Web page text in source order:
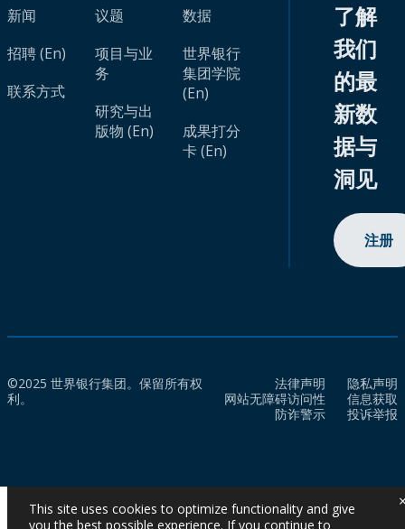
新闻
招聘 (En)
联系方式
议题
项目与业
务
研究与出
版物 (En)
数据
世界银行
集团学院
(En)
成果打分
卡 (En)
了解
我们
的最
新数
据与
洞见
注册
©2025 世界银行集团。保留所有权
利。
法律声明
隐私声明
网站无障碍访问性
信息获取
防诈警示
投诉举报
This site uses cookies to optimize functionality and give
you the best possible experience. If you continue to